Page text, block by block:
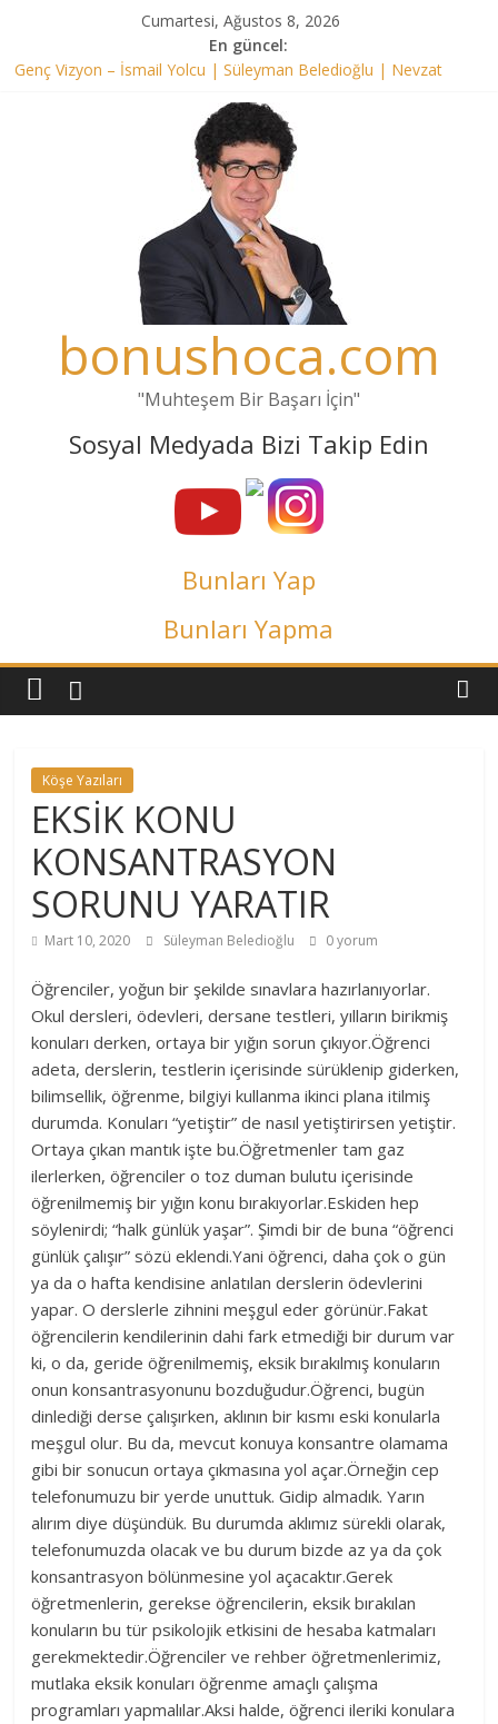
content
Cumartesi, Ağustos 8, 2026
En güncel:
Genç Vizyon – İsmail Yolcu | Süleyman Beledioğlu | Nevzat
BONUS HOCA TÜM TÜRKİYE’DE GENÇLERLE 2
Genç Vizyon – Mahmut Özer | 6 Mart 2022
SON DAKİKA MEB ZİYA SELÇUK ÜLKE TV GENÇ VİZYON
PROGRAMI (SÜLEYMAN BELEDİOĞLU İSMAİL YOLCU)
‘Kırmızı Kalem’ |İsmail Yolcu, Sevinç Atabay, Süleyman
Beledioğlu| 20.02.2022
bonushoca.com
"Muhteşem Bir Başarı İçin"
Sosyal Medyada Bizi Takip Edin
Bunları Yap
Bunları Yapma
Köşe Yazıları
EKSİK KONU
KONSANTRASYON
SORUNU YARATIR
Mart 10, 2020 Süleyman Beledioğlu 0 yorum
Öğrenciler, yoğun bir şekilde sınavlara hazırlanıyorlar.
Okul dersleri, ödevleri, dersane testleri, yılların birikmiş
konuları derken, ortaya bir yığın sorun çıkıyor.Öğrenci
adeta, derslerin, testlerin içerisinde sürüklenip giderken,
bilimsellik, öğrenme, bilgiyi kullanma ikinci plana itilmiş
durumda. Konuları “yetiştir” de nasıl yetiştirirsen yetiştir.
Ortaya çıkan mantık işte bu.Öğretmenler tam gaz
ilerlerken, öğrenciler o toz duman bulutu içerisinde
öğrenilmemiş bir yığın konu bırakıyorlar.Eskiden hep
söylenirdi; “halk günlük yaşar”. Şimdi bir de buna “öğrenci
günlük çalışır” sözü eklendi.Yani öğrenci, daha çok o gün
ya da o hafta kendisine anlatılan derslerin ödevlerini
yapar. O derslerle zihnini meşgul eder görünür.Fakat
öğrencilerin kendilerinin dahi fark etmediği bir durum var
ki, o da, geride öğrenilmemiş, eksik bırakılmış konuların
onun konsantrasyonunu bozduğudur.Öğrenci, bugün
dinlediği derse çalışırken, aklının bir kısmı eski konularla
meşgul olur. Bu da, mevcut konuya konsantre olamama
gibi bir sonucun ortaya çıkmasına yol açar.Örneğin cep
telefonumuzu bir yerde unuttuk. Gidip almadık. Yarın
alırım diye düşündük. Bu durumda aklımız sürekli olarak,
telefonumuzda olacak ve bu durum bizde az ya da çok
konsantrasyon bölünmesine yol açacaktır.Gerek
öğretmenlerin, gerekse öğrencilerin, eksik bırakılan
konuların bu tür psikolojik etkisini de hesaba katmaları
gerekmektedir.Öğrenciler ve rehber öğretmenlerimiz,
mutlaka eksik konuları öğrenme amaçlı çalışma
programları yapmalılar.Aksi halde, öğrenci ileriki konulara